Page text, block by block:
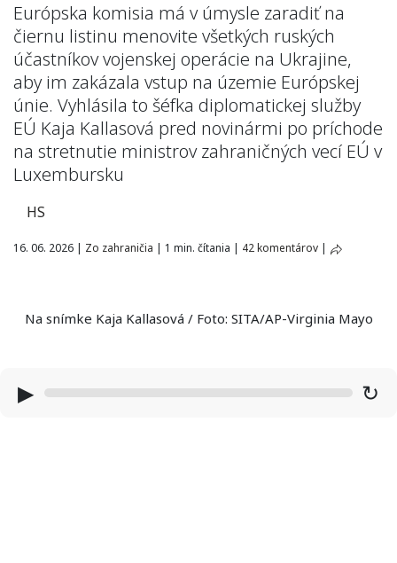
Európska komisia má v úmysle zaradiť na
čiernu listinu menovite všetkých ruských
účastníkov vojenskej operácie na Ukrajine,
aby im zakázala vstup na územie Európskej
únie. Vyhlásila to šéfka diplomatickej služby
EÚ Kaja Kallasová pred novinármi po príchode
na stretnutie ministrov zahraničných vecí EÚ v
Luxembursku
HS
16. 06. 2026 | Zo zahraničia | 1 min. čítania | 42 komentárov |
Na snímke Kaja Kallasová / Foto: SITA/AP-Virginia Mayo
▶ ↻